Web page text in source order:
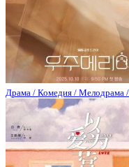
Драма / Комедия / Мелодрама